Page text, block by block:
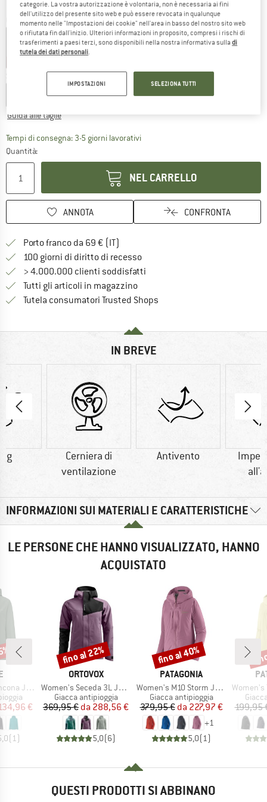
Colore:Black
Scegli la taglia:
EU36 EU38 EU40 EU42
Guida alle taglie
Tempi di consegna: 3-5 giorni lavorativiIl link si apre in una casella
Quantità:
NEL CARRELLO
ANNOTA CONFRONTA
Porto franco da 69 € (IT)
100 giorni di diritto di recessoVai alla politica di recesso qui
> 4.000.000 clienti soddisfatti
Tutti gli articoli in magazzino
Tutela consumatori Trusted Shops
IN BREVE
g
Cerniera di
ventilazione
Antivento
INFORMAZIONI SUI MATERIALI E CARATTERISTICHE
LE PERSONE CHE HANNO VISUALIZZATO, HANNO
ACQUISTATO
Jacket
ridotto
€
( 1)
MARCHIO
ORTOVOX
Articolo
Women's Seceda 3L Jacket
Gruppo di prodotti
Giacca antipioggia
Prezzo
369,95 € Prezzo ridotto
da 288,56 €
5,0(6)
Sconto
fino al 22%
MARCHIO
PATAGONIA
Articolo
Women's M10 Storm Jacket
Gruppo di prodotti
Giacca antipioggia
Prezzo
379,95 € Prezzo ridotto
da 227,97 €
+1
5,0( 1)
Sconto
fino al 40%
Articolo
Women's
199,95
QUESTI PRODOTTI SI ABBINANO
categorie. La vostra autorizzazione è volontaria, non è necessaria ai fini
dell'utilizzo del presente sito web e può essere revocata in qualunque
momento nelle "Impostazioni dei cookie" nell'area in basso del nostro sito web
o rifiutata fin dall'inizio. Ulteriori informazioni in proposito, compresi i rischi di
trasferimenti a paesi terzi, sono disponibili nella nostra informativa sulladi
tutela dei dati personali
IMPOSTAZIONI SELEZIONA TUTTI